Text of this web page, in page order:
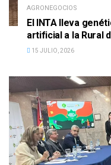
AGRONEGOCIOS
El INTA lleva
artificial a la Rural
15 JULIO, 2026